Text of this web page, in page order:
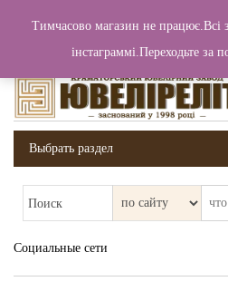
Вход / Регистрация
Выбрать раздел
Поиск
Социальные сети
Тимчасово магазин не працює.Всі
інстаграммі.Переходьте за